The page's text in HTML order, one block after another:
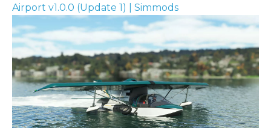
Airport v1.0.0 (Update 1) | Simmods